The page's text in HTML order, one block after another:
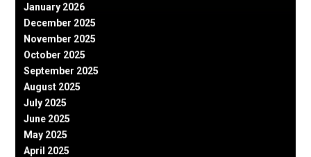
January 2026
December 2025
November 2025
October 2025
September 2025
August 2025
July 2025
June 2025
May 2025
April 2025